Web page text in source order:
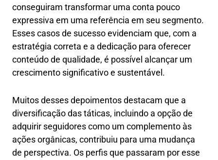
conseguiram transformar uma conta pouco
expressiva em uma referência em seu segmento.
Esses casos de sucesso evidenciam que, com a
estratégia correta e a dedicação para oferecer
conteúdo de qualidade, é possível alcançar um
crescimento significativo e sustentável.
Muitos desses depoimentos destacam que a
diversificação das táticas, incluindo a opção de
adquirir seguidores como um complemento às
ações orgânicas, contribuiu para uma mudança
de perspectiva. Os perfis que passaram por esse